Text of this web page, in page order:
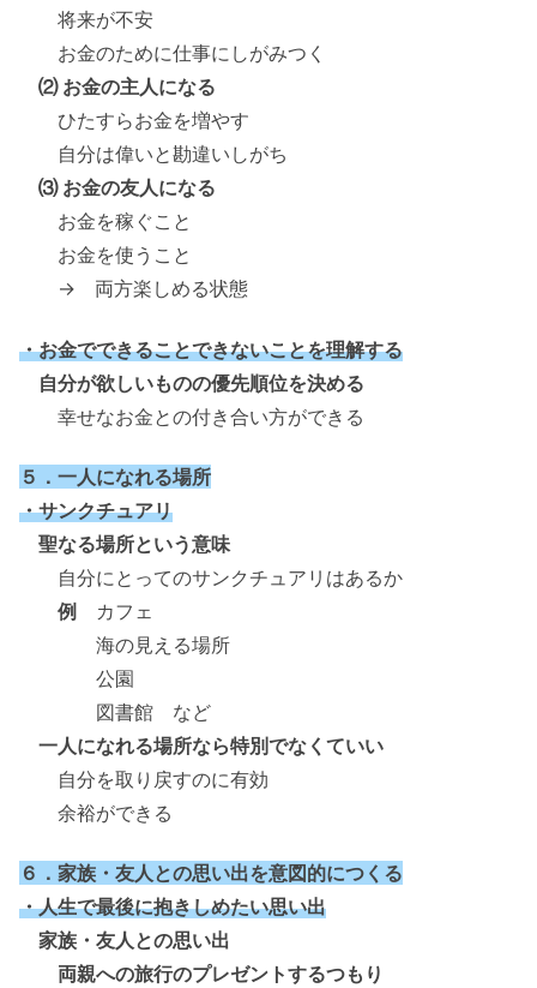
将来が不安
お金のために仕事にしがみつく
⑵ お金の主人になる
ひたすらお金を増やす
自分は偉いと勘違いしがち
⑶ お金の友人になる
お金を稼ぐこと
お金を使うこと
→ 両方楽しめる状態
・お金でできることできないことを理解する
自分が欲しいものの優先順位を決める
幸せなお金との付き合い方ができる
５．一人になれる場所
・サンクチュアリ
聖なる場所という意味
自分にとってのサンクチュアリはあるか
例
カフェ
海の見える場所
公園
図書館 など
一人になれる場所なら特別でなくていい
自分を取り戻すのに有効
余裕ができる
６．家族・友人との思い出を意図的につくる
・人生で最後に抱きしめたい思い出
家族・友人との思い出
両親への旅行のプレゼントするつもり